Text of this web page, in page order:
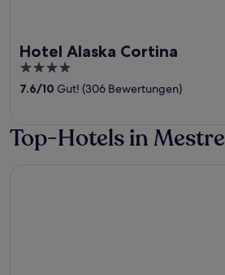
Hotel Alaska Cortina
4
out
7.6/10 Gut! (306 Bewertungen)
Top-Hotels in Mestre